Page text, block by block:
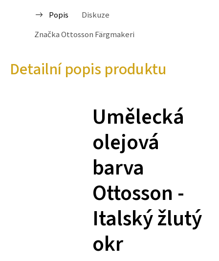
Popis
Diskuze
ZnačkaOttosson Färgmakeri
Detailní popis produktu
Umělecká
olejová
barva
Ottosson -
Italský žlutý
okr